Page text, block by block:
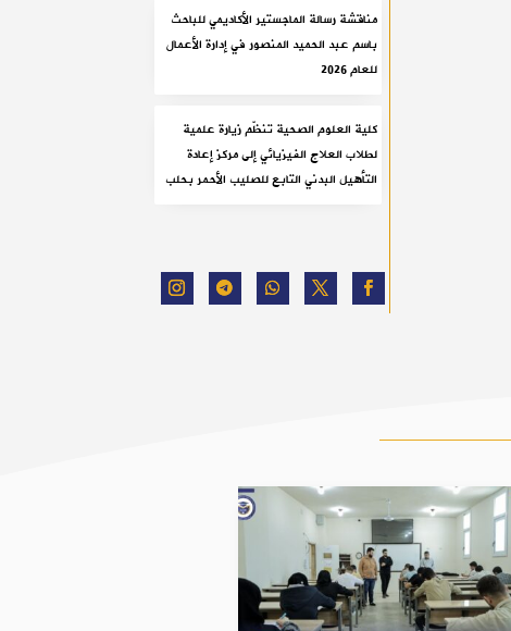
مناقشة رسالة الماجستير الأكاديمي للباحث
باسم عبد الحميد المنصور في إدارة الأعمال
للعام 2026
كلية العلوم الصحية تنظّم زيارة علمية
لطلاب العلاج الفيزيائي إلى مركز إعادة
التأهيل البدني التابع للصليب الأحمر بحلب